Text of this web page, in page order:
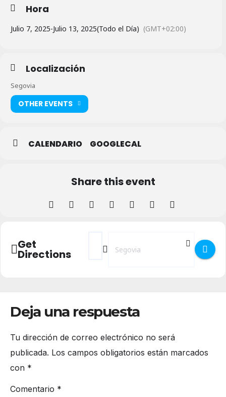
Hora
Julio 7, 2025-Julio 13, 2025(Todo el Día) (GMT+02:00)
Localización
Segovia
OTHER EVENTS
CALENDARIO GOOGLECAL
Share this event
Get
Directions
Address - Festival de Narradores Orales
Destination Address - Festival de
Deja una respuesta
Tu dirección de correo electrónico no será
publicada. Los campos obligatorios están marcados
con *
Comentario *